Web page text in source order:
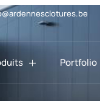
Portfolio